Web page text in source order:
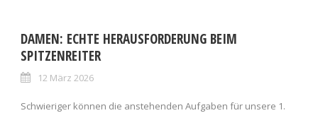
DAMEN: ECHTE HERAUSFORDERUNG BEIM
SPITZENREITER
12 März 2026
Schwieriger können die anstehenden Aufgaben für unsere 1.